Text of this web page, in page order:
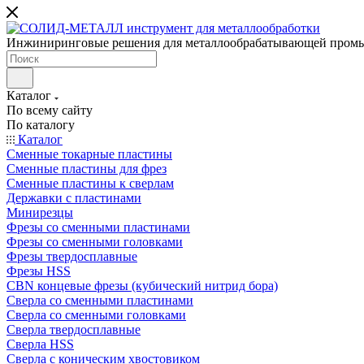
Инжиниринговые решения для металлообрабатывающей
Каталог
По всему сайту
По каталогу
Каталог
Сменные токарные пластины
Сменные пластины для фрез
Сменные пластины к сверлам
Державки с пластинами
Минирезцы
Фрезы со сменными пластинами
Фрезы со сменными головками
Фрезы твердосплавные
Фрезы HSS
CBN концевые фрезы (кубический нитрид бора)
Сверла со сменными пластинами
Сверла со сменными головками
Сверла твердосплавные
Сверла HSS
Сверла с коническим хвостовиком